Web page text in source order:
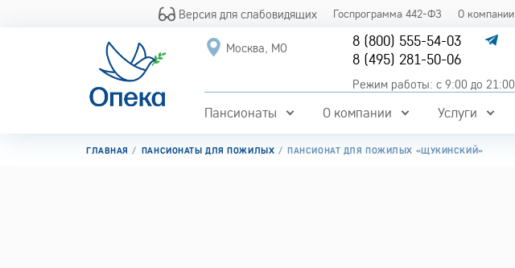
Версия для слабовидящих Госпрограмма 442-ФЗ О компании
Москва, МО
8 (800) 555-54-03
8 (495) 281-50-06
Режим работы: с 9:00 до 21:00
Пансионаты О компании Услуги
ГЛАВНАЯ ПАНСИОНАТЫ ДЛЯ ПОЖИЛЫХ ПАНСИОНАТ ДЛЯ ПОЖИЛЫХ «ЩУКИНСКИЙ»